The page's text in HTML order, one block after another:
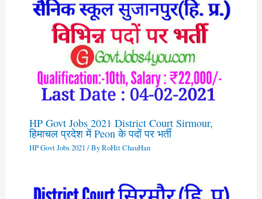
HP Govt Jobs 2021 District Court Sirmour,
हिमाचल प्रदेश में Peon के पदों पर भर्ती
HP Govt Jobs 2021 / ByRoHit ChauHan